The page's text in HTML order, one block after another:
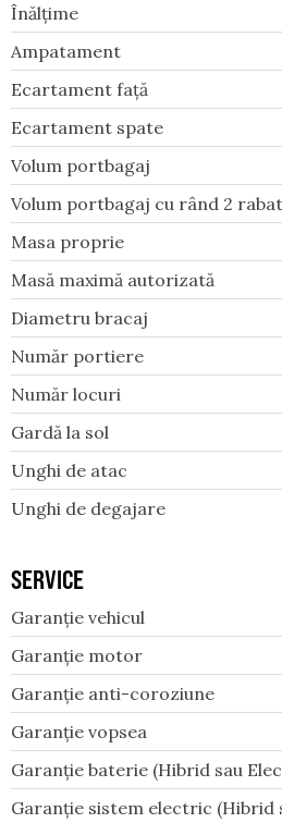
Înălțime
Ampatament
Ecartament față
Ecartament spate
Volum portbagaj
Volum portbagaj cu rând 2
Masa proprie
Masă maximă autorizată
Diametru bracaj
Număr portiere
Număr locuri
Gardă la sol
Unghi de atac
Unghi de degajare
SERVICE
Garanție vehicul
Garanție motor
Garanție anti-coroziune
Garanție vopsea
Garanție baterie (Hibrid sau
Garanție sistem electric (Hibrid